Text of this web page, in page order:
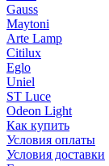
Gauss
Maytoni
Arte Lamp
Citilux
Eglo
Uniel
ST Luce
Odeon Light
Как купить
Условия оплаты
Условия доставки